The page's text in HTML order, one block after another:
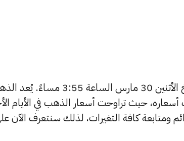
يبحث الكثيرون عن سعر الذهب اليوم في مصر بتاريخ الأثنين 30 مارس الساعة
حيث تراوحت أسعار الذهب في الأيام
بشكل دائم ومتابعة كافة التغيرات، لذلك سنتعرف الآن